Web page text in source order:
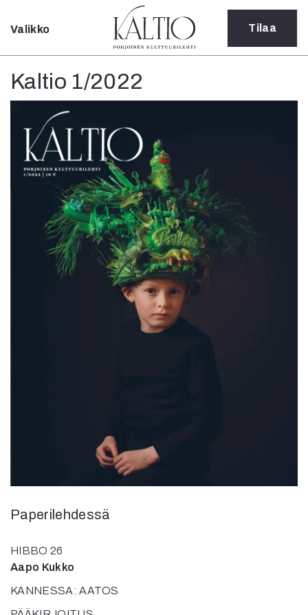
Sulje
Kategoriat
Verkkoartikkeli
Tanssi
Tanssi
Sarjakuva
Sámegillii
Pääkirjoitus
Paperilehdestä
Oulu2026
Näyttelyt
Musiikki
Levyt
Kuvataide
Kirjat
In English
1/2026
6/2025
5/2025 saame
Valikko Tilaa
Kaltio 1/2022
Paperilehdessä
HIBBO 26
Aapo Kukko
KANNESSA: AATOS